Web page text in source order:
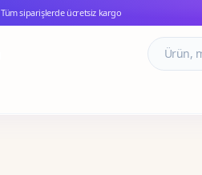
Tüm siparişlerde ücretsiz kargo